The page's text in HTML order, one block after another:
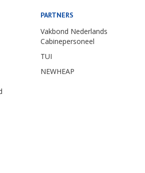
PARTNERS
Vakbond Nederlands
Cabinepersoneel
TUI
NEWHEAP